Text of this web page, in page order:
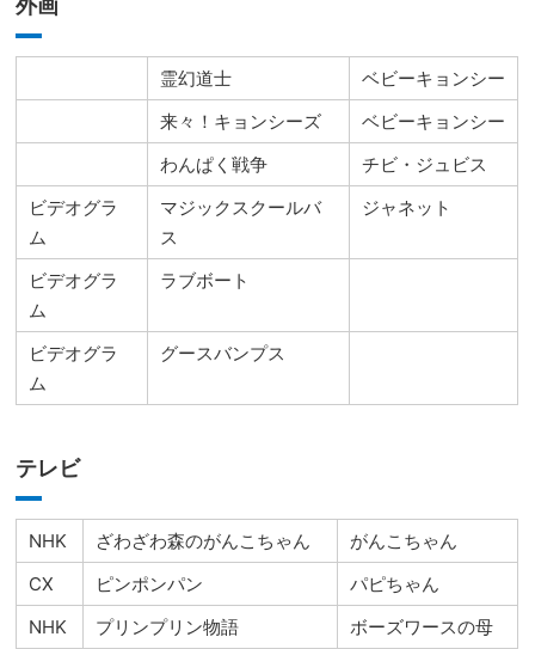
外画
霊幻道士
ベビーキョンシー
来々！キョンシーズ
ベビーキョンシー
わんぱく戦争
チビ・ジュビス
ビデオグラ
ム
マジックスクールバ
ス
ジャネット
ビデオグラ
ム
ラブボート
ビデオグラ
ム
グースバンプス
テレビ
NHK ざわざわ森のがんこちゃん
がんこちゃん
CX
ピンポンパン
パピちゃん
NHK
プリンプリン物語 ボーズワースの母